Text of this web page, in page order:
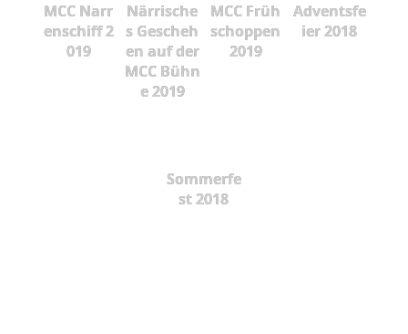
MCC Narr
enschiff 2
019
Närrische
s Gescheh
en auf der
MCC Bühn
e 2019
MCC Früh
schoppen
2019
Adventsfe
ier 2018
Sommerfe
st 2018